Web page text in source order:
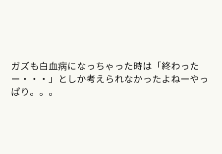
ガズも白血病になっちゃった時は「終わった
ー・・・」としか考えられなかったよねーやっ
ぱり。。。